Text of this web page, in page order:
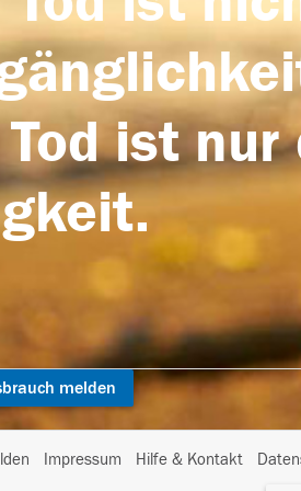
ist
melden
Impressum Hilfe & Kontakt